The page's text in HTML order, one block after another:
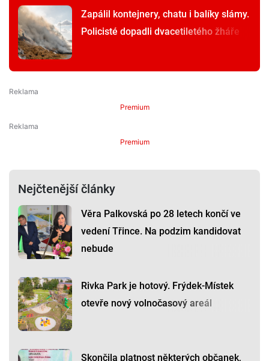
Zapálil kontejnery, chatu i balíky slámy.
Policisté dopadli dvacetiletého žháře
Premium
Premium
Nejčtenější články
Věra Palkovská po 28 letech končí ve
vedení Třince. Na podzim kandidovat
nebude
Rivka Park je hotový. Frýdek-Místek
otevře nový volnočasový areál
Skončila platnost některých občanek,